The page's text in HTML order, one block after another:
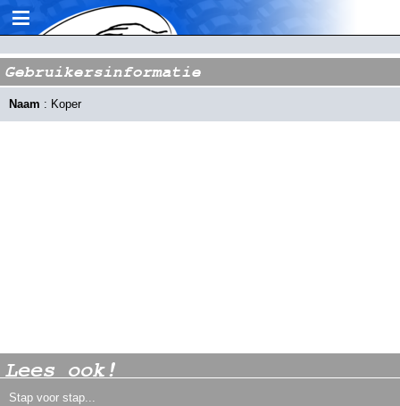
≡
Lees ook!
Stap voor stap...
Gebruikersinformatie
Naam : Koper